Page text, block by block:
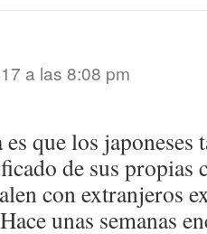
a las 8:08 pm
que los japoneses
de sus propias
con extranjeros
unas semanas